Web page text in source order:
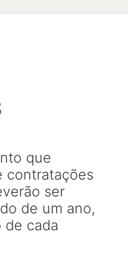
que
contratações
ser
de um ano,
de cada